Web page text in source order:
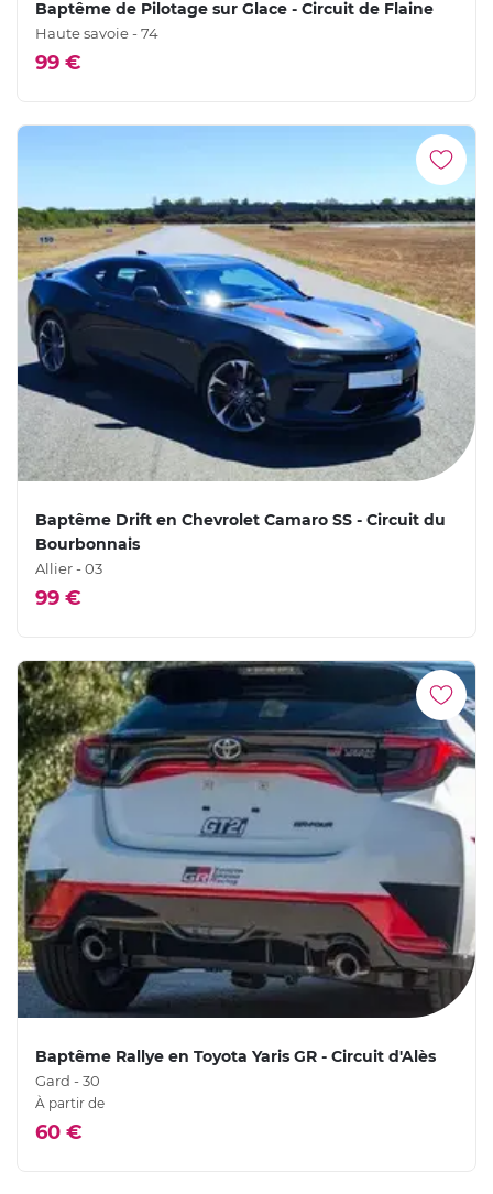
Baptême de Pilotage sur Glace - Circuit de Flaine
Haute savoie - 74
99 €
Baptême Drift en Chevrolet Camaro SS - Circuit du
Bourbonnais
Allier - 03
99 €
Baptême Rallye en Toyota Yaris GR - Circuit d'Alès
Gard - 30
À partir de
60 €